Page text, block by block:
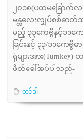
၂၀၁၈(ပထမခြောက်
မန္တလေးလျှပ်စစ်ဓာတ်
မည့် ၃၃ကေဗွီနှင့်၁၁
ခြင်းနှင့် ၃၃/၁၁ကေဗွီ
ရုံများအား
ဖိတ်ခေါ်အပ်ပါသည်-
တင်ဒါ